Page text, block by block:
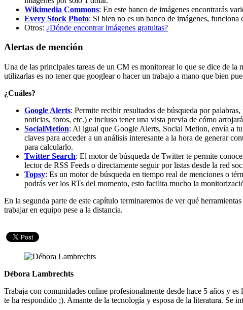
Wikimedia Commons: En este banco de imágenes encontrarás
Every Stock Photo: Si bien no es un banco de imágenes,
Otros: ¿Dónde encontrar imágenes gratuitas?
Alertas de mención
Una de las principales tareas de un CM es monitorear lo que se dice de la
utilizarlas es no tener que googlear o hacer un trabajo a mano que bien
¿Cuáles?
Google Alerts: Permite recibir resultados de búsqueda por
noticias, foros, etc.) e incluso tener una vista previa de cómo
SocialMetion: Al igual que Google Alerts, Social Metion, envía a tu
claves para acceder a un análisis interesante a la hora de generar
para calcularlo.
Twitter Search: El motor de búsqueda de Twitter te permite
lector de RSS Feeds o directamente seguir por listas desde la red
Topsy: Es un motor de búsqueda en tiempo real de menciones o
podrás ver los RTs del momento, esto facilita mucho la
En la segunda parte de este capítulo terminaremos de ver qué
trabajar en equipo pese a la distancia.
Débora Lambrechts
Trabaja con comunidades online profesionalmente desde hace 5 años y
te ha respondido ;). Amante de la tecnología y esposa de la literatura. Se